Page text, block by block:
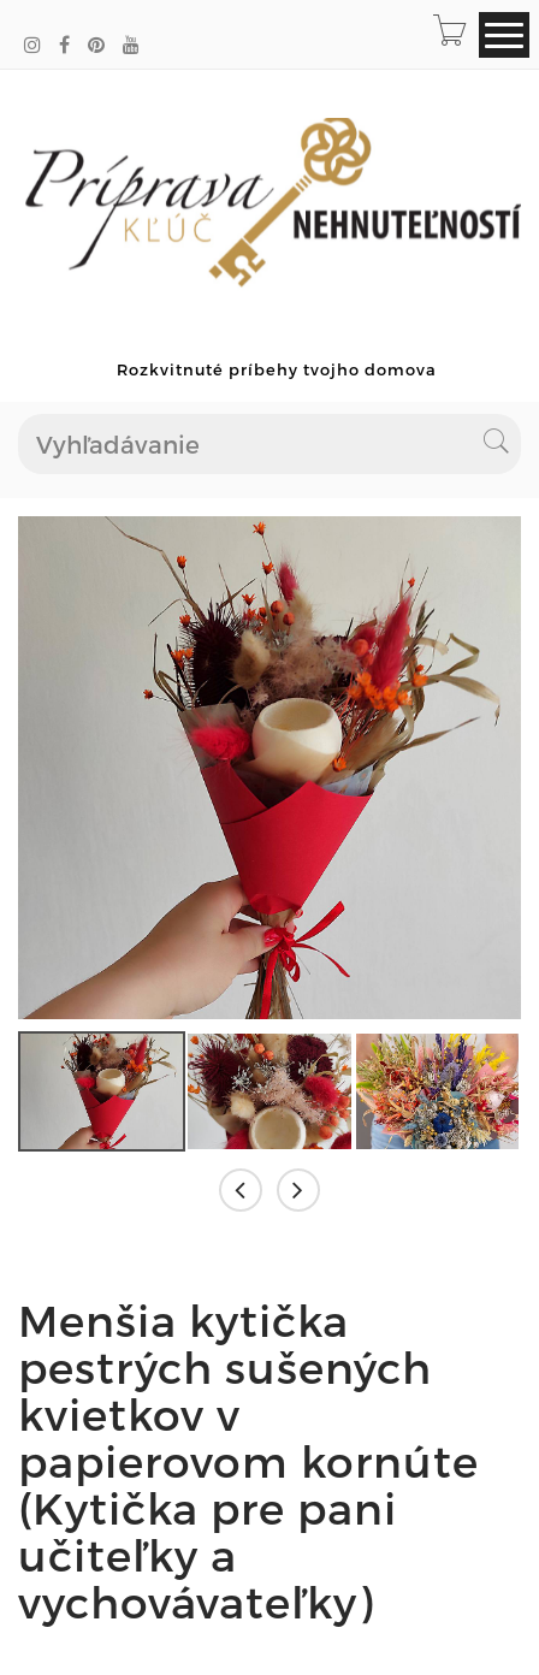
Rozkvitnuté príbehy tvojho domova
Menšia kytička
pestrých sušených
kvietkov v
papierovom kornúte
(Kytička pre pani
učiteľky a
vychovávateľky)